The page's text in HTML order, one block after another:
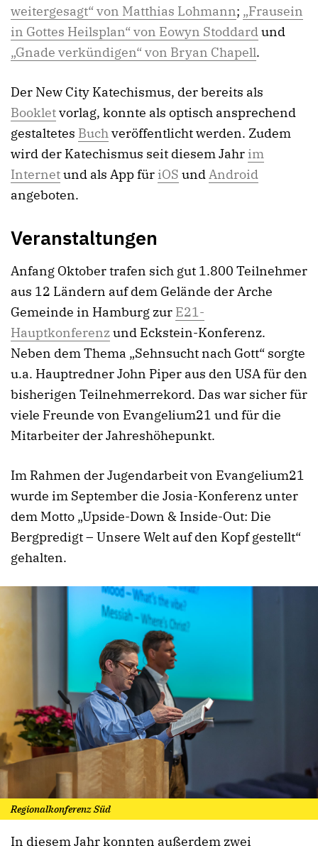
weitergesagt“ von Matthias Lohmann; „Frausein
in Gottes Heilsplan“ von Eowyn Stoddardund
„Gnade verkündigen“ von Bryan Chapell.
Der New City Katechismus, der bereits als
Bookletvorlag, konnte als optisch ansprechend
gestaltetes Buchveröffentlicht werden. Zudem
wird der Katechismus seit diesem Jahr im
Internetund als App für iOS undAndroid
angeboten.
Veranstaltungen
Anfang Oktober trafen sich gut 1.800 Teilnehmer
aus 12 Ländern auf dem Gelände der Arche
Gemeinde in Hamburg zur E21-
Hauptkonferenzund Eckstein-Konferenz.
Neben dem Thema „Sehnsucht nach Gott“ sorgte
u.a. Hauptredner John Piper aus den USA für den
bisherigen Teilnehmerrekord. Das war sicher für
viele Freunde von Evangelium21 und für die
Mitarbeiter der Jahreshöhepunkt.
Im Rahmen der Jugendarbeit von Evangelium21
wurde im September die Josia-Konferenz unter
dem Motto „Upside-Down & Inside-Out: Die
Bergpredigt – Unsere Welt auf den Kopf gestellt“
gehalten.
Regionalkonferenz Süd
In diesem Jahr konnten außerdem zwei